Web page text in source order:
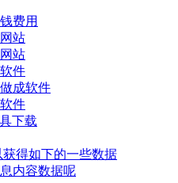
费用
站
站
件
成软件
件
下载
得如下的一些数据
内容数据呢